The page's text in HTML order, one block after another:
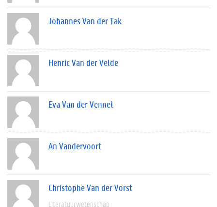
Johannes Van der Tak
Henric Van der Velde
Eva Van der Vennet
An Vandervoort
Christophe Van der Vorst
Literatuurwetenschap